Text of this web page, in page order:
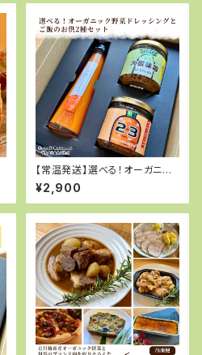
【常温発送】選べる！オーガニッ
ク野菜ドレッシングとご飯のお
供2種セット
¥2,900